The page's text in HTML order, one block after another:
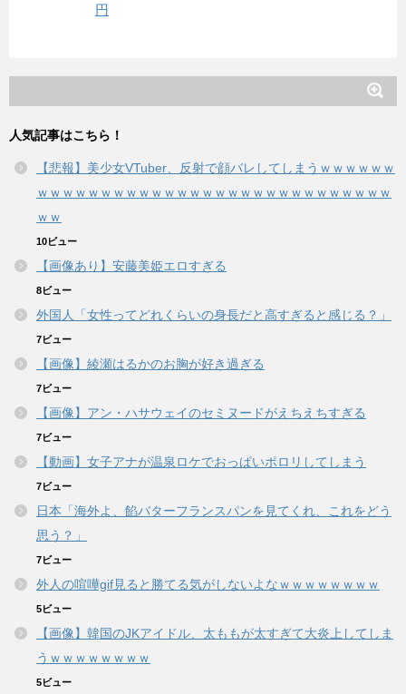
円
人気記事はこちら！
【悲報】美少女VTuber、反射で顔バレしてしまうｗｗｗｗｗｗ
ｗｗｗｗｗｗｗｗｗｗｗｗｗｗｗｗｗｗｗｗｗｗｗｗｗｗｗｗ
ｗｗ
10ビュー
【画像あり】安藤美姫エロすぎる
8ビュー
外国人「女性ってどれくらいの身長だと高すぎると感じる？」
7ビュー
【画像】綾瀬はるかのお胸が好き過ぎる
7ビュー
【画像】アン・ハサウェイのセミヌードがえちえちすぎる
7ビュー
【動画】女子アナが温泉ロケでおっぱいポロリしてしまう
7ビュー
日本「海外よ、餡バターフランスパンを見てくれ、これをどう
思う？」
7ビュー
外人の喧嘩gif見ると勝てる気がしないよなｗｗｗｗｗｗｗｗ
5ビュー
【画像】韓国のJKアイドル、太ももが太すぎて大炎上してしま
うｗｗｗｗｗｗｗｗ
5ビュー